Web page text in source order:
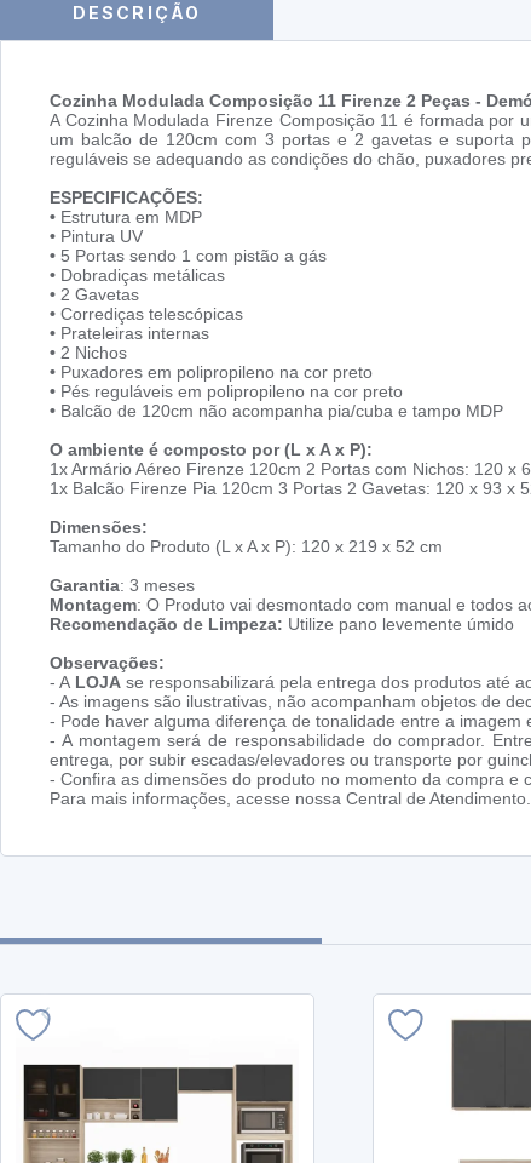
DESCRIÇÃO
Cozinha Modulada Composição 11 Firenze 2 Peças -
A Cozinha Modulada Firenze Composição 11 é formada
um balcão de 120cm com 3 portas e 2 gavetas e suporta
reguláveis se adequando as condições do chão, puxadores
ESPECIFICAÇÕES:
• Estrutura em MDP
• Pintura UV
• 5 Portas sendo 1 com pistão a gás
• Dobradiças metálicas
• 2 Gavetas
• Corrediças telescópicas
• Prateleiras internas
• 2 Nichos
• Puxadores em polipropileno na cor preto
• Pés reguláveis em polipropileno na cor preto
• Balcão de 120cm não acompanha pia/cuba e tampo MDP
O ambiente é composto por (L x A x P):
1x Armário Aéreo Firenze 120cm 2 Portas com Nichos: 120 x
1x Balcão Firenze Pia 120cm 3 Portas 2 Gavetas: 120 x 93 x
Dimensões:
Tamanho do Produto (L x A x P): 120 x 219 x 52 cm
Garantia: 3 meses
Montagem: O Produto vai desmontado com manual e todos
Recomendação de Limpeza: Utilize pano levemente úmido
Observações:
- A LOJA se responsabilizará pela entrega dos produtos até
- As imagens são ilustrativas, não acompanham objetos de
- Pode haver alguma diferença de tonalidade entre a
- A montagem será de responsabilidade do comprador.
entrega, por subir escadas/elevadores ou transporte por
- Confira as dimensões do produto no momento da compra e
Para mais informações, acesse nossa Central de Atendimento.